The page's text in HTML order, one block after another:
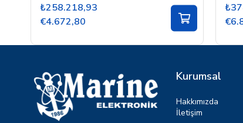
₺258.218,93
€4.672,80
Kurumsal
Hakkımızda
İletişim